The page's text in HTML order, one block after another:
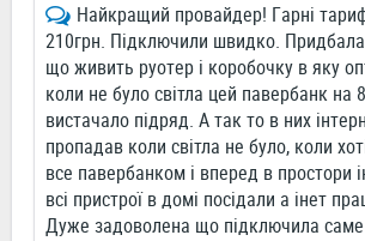
Найкращий провайдер! Гарні
210грн. Підключили швидко. Придбала
що живить руотер і коробочку в яку
коли не було світла цей павербанк на
вистачало підряд. А так то в них
пропадав коли світла не було, коли
все павербанком і вперед в простори
всі пристрої в домі посідали а інет
Дуже задоволена що підключила саме